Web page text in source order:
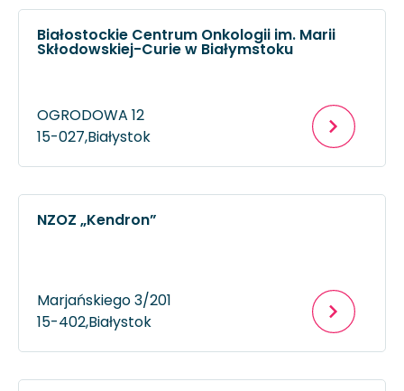
Białostockie Centrum Onkologii im. Marii
Skłodowskiej-Curie w Białymstoku
OGRODOWA 12
15-027,Białystok
NZOZ „Kendron”
Marjańskiego 3/201
15-402,Białystok